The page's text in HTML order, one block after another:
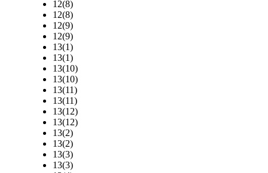
12(8)
12(8)
12(9)
12(9)
13(1)
13(1)
13(10)
13(10)
13(11)
13(11)
13(12)
13(12)
13(2)
13(2)
13(3)
13(3)